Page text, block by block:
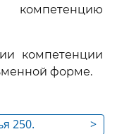
компетенцию
компетенции
форме.
>
250.